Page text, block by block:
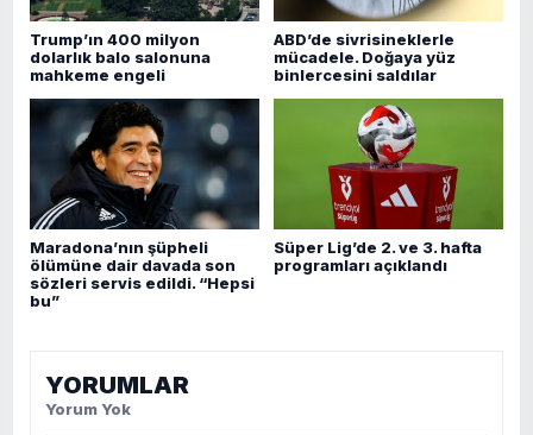
Trump’ın 400 milyon
dolarlık balo salonuna
mahkeme engeli
ABD’de sivrisineklerle
mücadele. Doğaya yüz
binlercesini saldılar
Maradona’nın şüpheli
ölümüne dair davada son
sözleri servis edildi. “Hepsi
bu”
Süper Lig’de 2. ve 3. hafta
programları açıklandı
YORUMLAR
Yorum Yok